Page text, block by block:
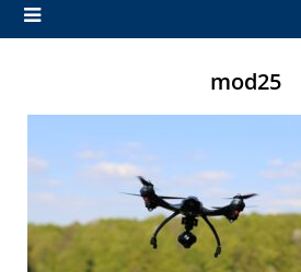
mod25